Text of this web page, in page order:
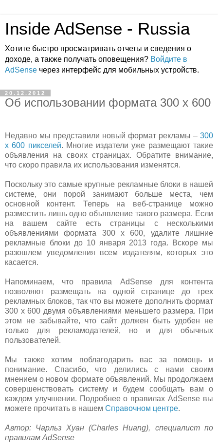
Inside AdSense - Russia
Хотите быстро просматривать отчеты и сведения о
доходе, а также получать оповещения? Войдите в
AdSense через интерфейс для мобильных устройств.
20.12.2012
Об использовании формата 300 x 600
Недавно мы представили новый формат рекламы – 300
x 600 пикселей. Многие издатели уже размещают такие
объявления на своих страницах. Обратите внимание,
что скоро правила их использования изменятся.
Поскольку это самые крупные рекламные блоки в нашей
системе, они порой занимают больше места, чем
основной контент. Теперь на веб-странице можно
разместить лишь одно объявление такого размера. Если
на вашем сайте есть страницы с несколькими
объявлениями формата 300 x 600, удалите лишние
рекламные блоки до 10 января 2013 года. Вскоре мы
разошлем уведомления всем издателям, которых это
касается.
Напоминаем, что правила AdSense для контента
позволяют размещать на одной странице до трех
рекламных блоков, так что вы можете дополнить формат
300 x 600 двумя объявлениями меньшего размера. При
этом не забывайте, что сайт должен быть удобен не
только для рекламодателей, но и для обычных
пользователей.
Мы также хотим поблагодарить вас за помощь и
понимание. Спасибо, что делились с нами своим
мнением о новом формате объявлений. Мы продолжаем
совершенствовать систему и будем сообщать вам о
каждом улучшении. Подробнее о правилах AdSense вы
можете прочитать в нашем Справочном центре.
Автор: Чарльз Хуан (Charles Huang), специалист по
правилам AdSense